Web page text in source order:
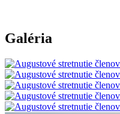
Galéria